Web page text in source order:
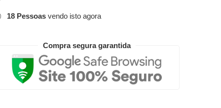
18 Pessoas vendo isto agora
Compra segura garantida